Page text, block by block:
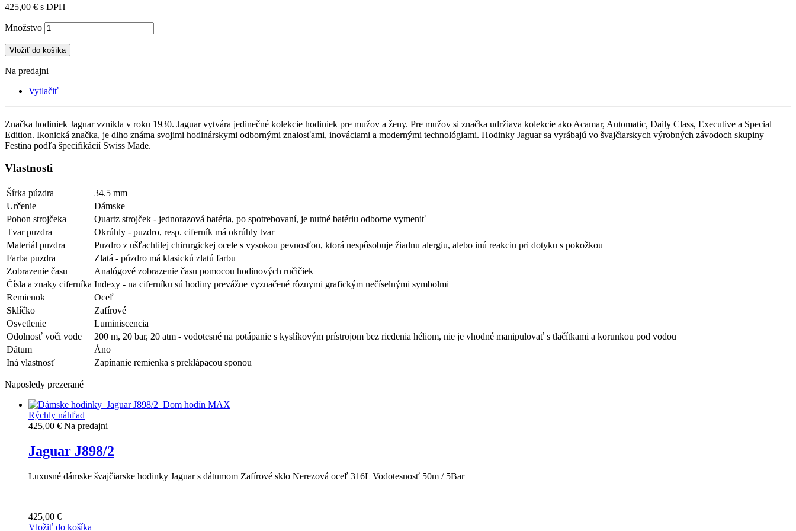
425,00 € s DPH
Množstvo
Vložiť do košíka
Na predajni
Vytlačiť
Značka hodiniek Jaguar vznikla v roku 1930. Jaguar vytvára jedinečné kolekcie hodiniek pre mužov a ženy. Pre mužov si značka udržiava kolekcie ako Acamar, Automatic, Daily Class, Executive a Special
Edition. Ikonická značka, je dlho známa svojimi hodinárskymi odbornými znalosťami, inováciami a modernými technológiami. Hodinky Jaguar sa vyrábajú vo švajčiarskych výrobných závodoch skupiny
Festina podľa špecifikácií Swiss Made.
Vlastnosti
Šírka púzdra
34.5 mm
Určenie
Dámske
Pohon strojčeka
Quartz strojček - jednorazová batéria, po spotrebovaní, je nutné batériu odborne vymeniť
Tvar puzdra
Okrúhly - puzdro, resp. ciferník má okrúhly tvar
Materiál puzdra
Puzdro z ušľachtilej chirurgickej ocele s vysokou pevnosťou, ktorá nespôsobuje žiadnu alergiu, alebo inú reakciu pri dotyku s pokožkou
Farba puzdra
Zlatá - púzdro má klasickú zlatú farbu
Zobrazenie času
Analógové zobrazenie času pomocou hodinových ručičiek
Čísla a znaky ciferníka Indexy - na ciferníku sú hodiny prevážne vyznačené rôznymi grafickým nečíselnými symbolmi
Remienok
Oceľ
Sklíčko
Zafírové
Osvetlenie
Luminiscencia
Odolnosť voči vode
200 m, 20 bar, 20 atm - vodotesné na potápanie s kyslíkovým prístrojom bez riedenia héliom, nie je vhodné manipulovať s tlačítkami a korunkou pod vodou
Dátum
Áno
Iná vlastnosť
Zapínanie remienka s preklápacou sponou
Naposledy prezerané
Rýchly náhľad
425,00 € Na predajni
Jaguar J898/2
Luxusné dámske švajčiarske hodinky Jaguar s dátumom Zafírové sklo Nerezová oceľ 316L Vodotesnosť 50m / 5Bar
425,00 €
Vložiť do košíka